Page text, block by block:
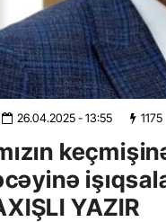
26.04.2025- 13:55 1175
YAZIR